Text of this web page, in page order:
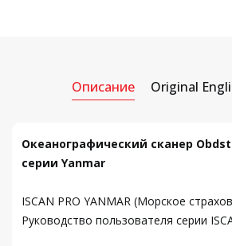
Описание Original
Океанографический сканер
серии Yanmar
ISCAN PRO YANMAR (Морское
Руководство пользователя серии